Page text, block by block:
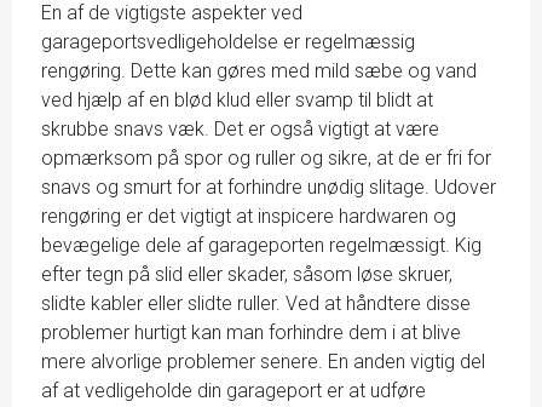
En af de vigtigste aspekter ved
garageportsvedligeholdelse er regelmæssig
rengøring. Dette kan gøres med mild sæbe og vand
ved hjælp af en blød klud eller svamp til blidt at
skrubbe snavs væk. Det er også vigtigt at være
opmærksom på spor og ruller og sikre, at de er fri for
snavs og smurt for at forhindre unødig slitage. Udover
rengøring er det vigtigt at inspicere hardwaren og
bevægelige dele af garageporten regelmæssigt. Kig
efter tegn på slid eller skader, såsom løse skruer,
slidte kabler eller slidte ruller. Ved at håndtere disse
problemer hurtigt kan man forhindre dem i at blive
mere alvorlige problemer senere. En anden vigtig del
af at vedligeholde din garageport er at udføre